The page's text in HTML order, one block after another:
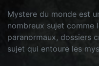
Mystere du monde est
nombreux sujet comme
paranormaux, dossiers
sujet qui entoure les